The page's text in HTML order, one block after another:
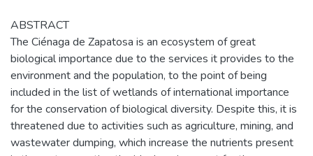
ABSTRACT
The Ciénaga de Zapatosa is an ecosystem of great
biological importance due to the services it provides to the
environment and the population, to the point of being
included in the list of wetlands of international importance
for the conservation of biological diversity. Despite this, it is
threatened due to activities such as agriculture, mining, and
wastewater dumping, which increase the nutrients present